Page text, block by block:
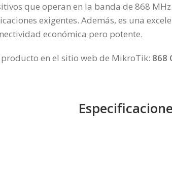
que operan en la banda de 868
exigentes. Además, es una
económica pero potente.
en el sitio web de MikroTik: 868